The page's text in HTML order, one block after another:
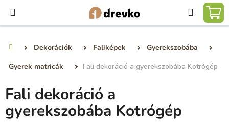
fő
Dekorációk Faliképek
Gyerekszobába
Gyerek matricák
Fali dekoráció a gyerekszobába Kotrógép
Fali dekoráció a
gyerekszobába Kotrógép